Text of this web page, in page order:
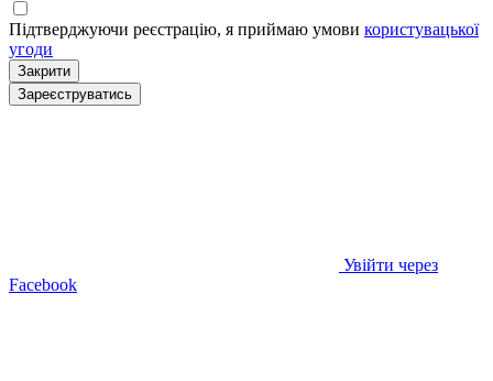
Підтверджуючи реєстрацію, я приймаю умови користувацької
угоди
Закрити
Зареєструватись
Увійти через
Facebook